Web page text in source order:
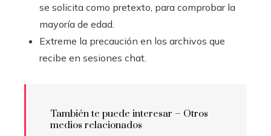
se solicita como pretexto, para comprobar la
mayoría de edad.
Extreme la precaución en los archivos que
recibe en sesiones chat.
También te puede interesar – Otros
medios relacionados